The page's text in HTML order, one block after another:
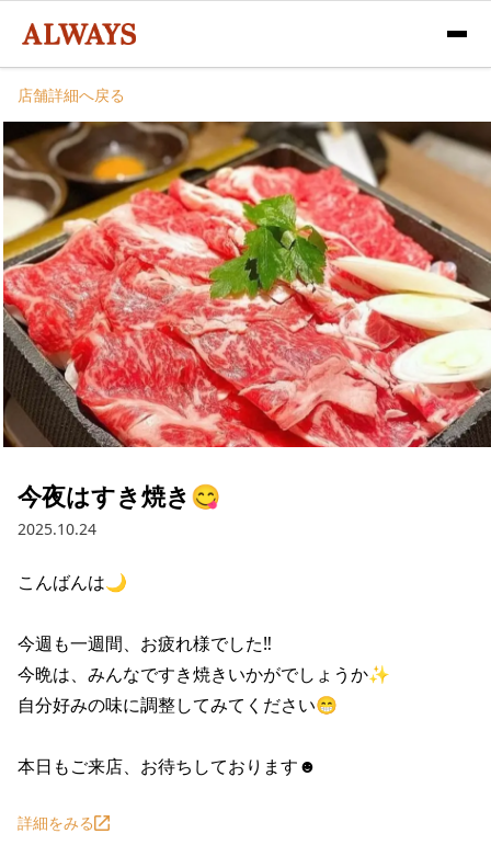
店舗詳細へ戻る
今夜はすき焼き😋
2025.10.24
こんばんは🌙
今週も一週間、お疲れ様でした‼️
今晩は、みんなですき焼きいかがでしょうか✨
自分好みの味に調整してみてください😁
本日もご来店、お待ちしております☻
詳細をみる